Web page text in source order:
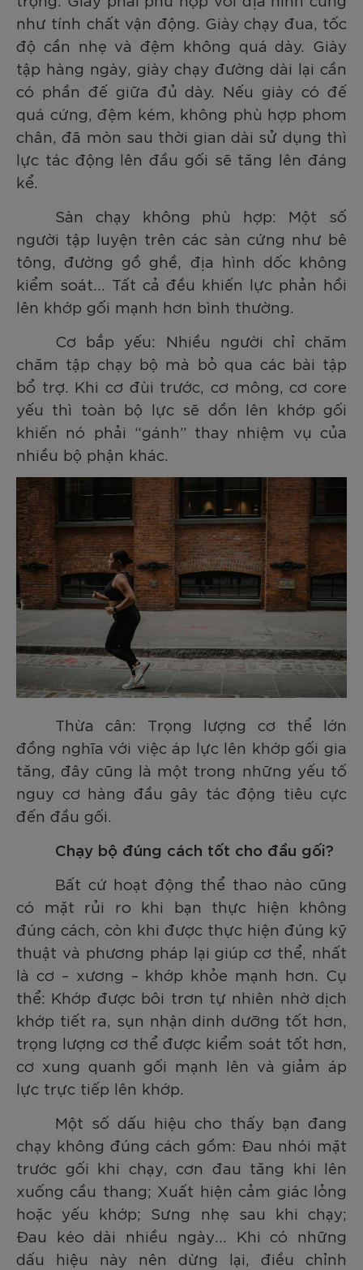
như tính chất vận động. Giày chạy đua, tốc
độ cần nhẹ và đệm không quá dày. Giày
tập hàng ngày, giày chạy đường dài lại cần
có phần đế giữa đủ dày. Nếu giày có đế
quá cứng, đệm kém, không phù hợp phom
chân, đã mòn sau thời gian dài sử dụng thì
lực tác động lên đầu gối sẽ tăng lên đáng
kể.
Sàn chạy không phù hợp: Một số
người tập luyện trên các sàn cứng như bê
tông, đường gồ ghề, địa hình dốc không
kiểm soát… Tất cả đều khiến lực phản hồi
lên khớp gối mạnh hơn bình thường.
Cơ bắp yếu: Nhiều người chỉ chăm
chăm tập chạy bộ mà bỏ qua các bài tập
bổ trợ. Khi cơ đùi trước, cơ mông, cơ core
yếu thì toàn bộ lực sẽ dồn lên khớp gối
khiến nó phải “gánh” thay nhiệm vụ của
nhiều bộ phận khác.
Thừa cân: Trọng lượng cơ thể lớn
đồng nghĩa với việc áp lực lên khớp gối gia
tăng, đây cũng là một trong những yếu tố
nguy cơ hàng đầu gây tác động tiêu cực
đến đầu gối.
Chạy bộ đúng cách tốt cho đầu gối?
Bất cứ hoạt động thể thao nào cũng
có mặt rủi ro khi bạn thực hiện không
đúng cách, còn khi được thực hiện đúng kỹ
thuật và phương pháp lại giúp cơ thể, nhất
là cơ – xương – khớp khỏe mạnh hơn. Cụ
thể: Khớp được bôi trơn tự nhiên nhờ dịch
khớp tiết ra, sụn nhận dinh dưỡng tốt hơn,
trọng lượng cơ thể được kiểm soát tốt hơn,
cơ xung quanh gối mạnh lên và giảm áp
lực trực tiếp lên khớp.
Một số dấu hiệu cho thấy bạn đang
chạy không đúng cách gồm: Đau nhói mặt
trước gối khi chạy, cơn đau tăng khi lên
xuống cầu thang; Xuất hiện cảm giác lỏng
hoặc yếu khớp; Sưng nhẹ sau khi chạy;
Đau kéo dài nhiều ngày… Khi có những
dấu hiệu này nên dừng lại, điều chỉnh